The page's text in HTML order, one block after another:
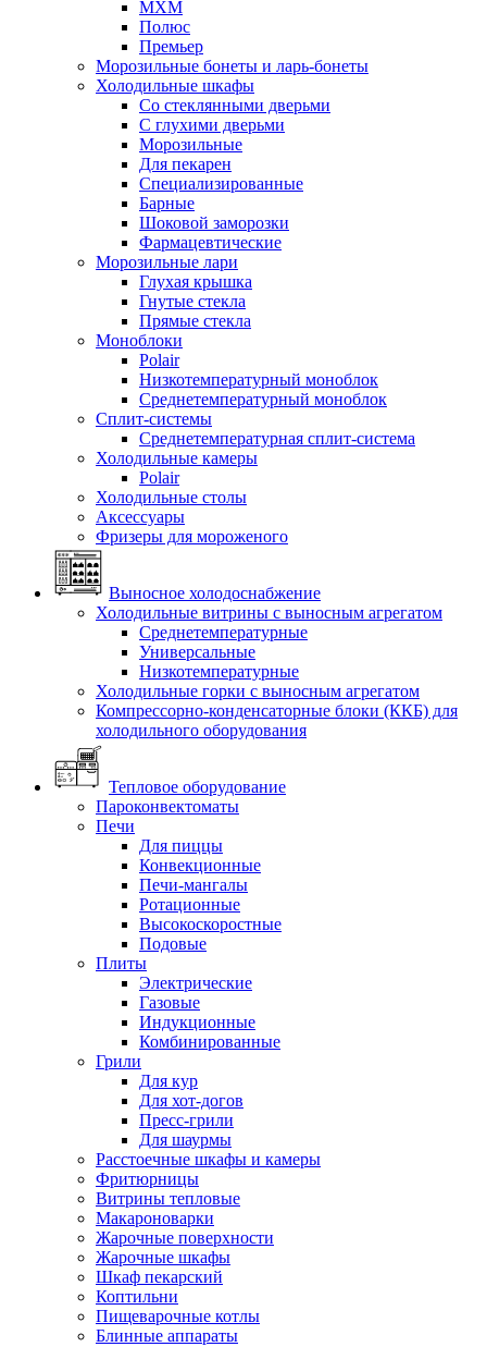
МХМ
Полюс
Премьер
Морозильные бонеты и ларь-бонеты
Холодильные шкафы
Со стеклянными дверьми
С глухими дверьми
Морозильные
Для пекарен
Специализированные
Барные
Шоковой заморозки
Фармацевтические
Морозильные лари
Глухая крышка
Гнутые стекла
Прямые стекла
Моноблоки
Polair
Низкотемпературный моноблок
Среднетемпературный моноблок
Сплит-системы
Среднетемпературная сплит-система
Холодильные камеры
Polair
Холодильные столы
Аксессуары
Фризеры для мороженого
Выносное холодоснабжение
Холодильные витрины с выносным агрегатом
Среднетемпературные
Универсальные
Низкотемпературные
Холодильные горки с выносным агрегатом
Компрессорно-конденсаторные блоки (ККБ) для
холодильного оборудования
Тепловое оборудование
Пароконвектоматы
Печи
Для пиццы
Конвекционные
Печи-мангалы
Ротационные
Высокоскоростные
Подовые
Плиты
Электрические
Газовые
Индукционные
Комбинированные
Грили
Для кур
Для хот-догов
Пресс-грили
Для шаурмы
Расстоечные шкафы и камеры
Фритюрницы
Витрины тепловые
Макароноварки
Жарочные поверхности
Жарочные шкафы
Шкаф пекарский
Коптильни
Пищеварочные котлы
Блинные аппараты